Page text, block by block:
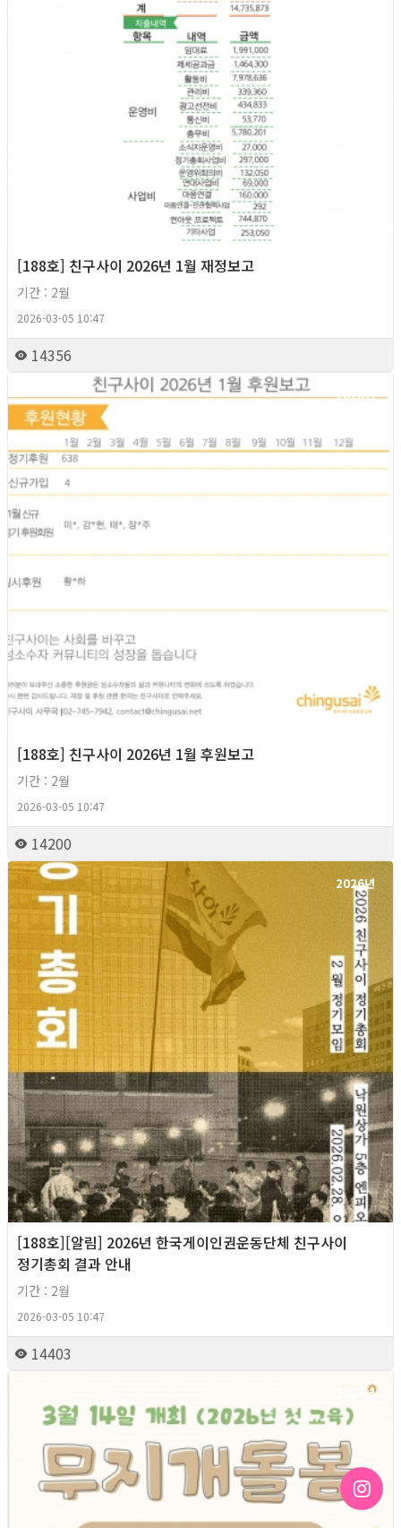
[188호] 친구사이 2026년 1월 재정보고
기간 : 2월
2026-03-05 10:47
14356
2026년
[188호] 친구사이 2026년 1월 후원보고
기간 : 2월
2026-03-05 10:47
14200
2026년
[188호][알림] 2026년 한국게이인권운동단체 친구사이
정기총회 결과 안내
기간 : 2월
2026-03-05 10:47
14403
2026년